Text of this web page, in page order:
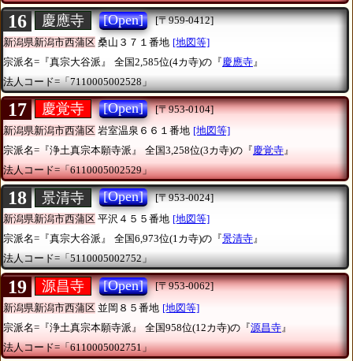
16 慶應寺 [Open]
[〒959-0412]
新潟県新潟市西蒲区 桑山３７１番地 [地図等]
宗派名=『真宗大谷派』
全国2,585位(4カ寺)の『慶應寺 』
法人コード=「7110005002528」
17 慶覚寺 [Open]
[〒953-0104]
新潟県新潟市西蒲区 岩室温泉６６１番地 [地図等]
宗派名=『浄土真宗本願寺派』
全国3,258位(3カ寺)の『慶覚寺 』
法人コード=「6110005002529」
18 景清寺 [Open]
[〒953-0024]
新潟県新潟市西蒲区 平沢４５５番地 [地図等]
宗派名=『真宗大谷派』
全国6,973位(1カ寺)の『景清寺』
法人コード=「5110005002752」
19 源昌寺 [Open]
[〒953-0062]
新潟県新潟市西蒲区 並岡８５番地 [地図等]
宗派名=『浄土真宗本願寺派』
全国958位(12カ寺)の『源昌寺 』
法人コード=「6110005002751」